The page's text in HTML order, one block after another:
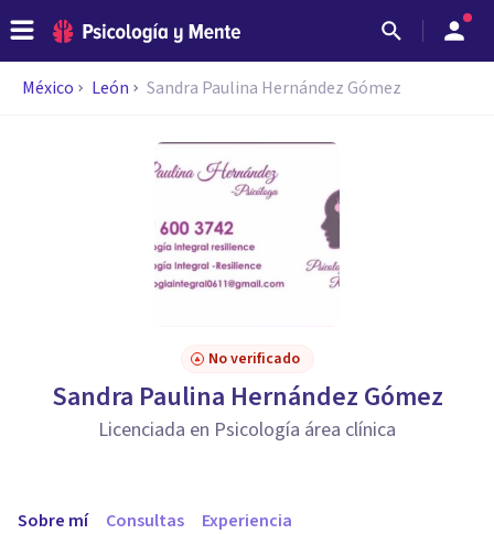
México León Sandra Paulina Hernández Gómez
No verificado
Sandra Paulina Hernández Gómez
Licenciada en Psicología área clínica
Sobre mí Consultas Experiencia